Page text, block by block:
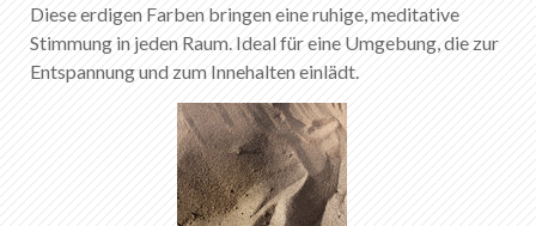
Diese erdigen Farben bringen eine ruhige, meditative
Stimmung in jeden Raum. Ideal für eine Umgebung, die zur
Entspannung und zum Innehalten einlädt.